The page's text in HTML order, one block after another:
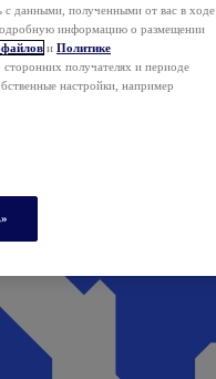
с данными, полученными от вас в ходе
информацию о размещении
файлов и Политике
сторонних получателях и периоде
настройки, например